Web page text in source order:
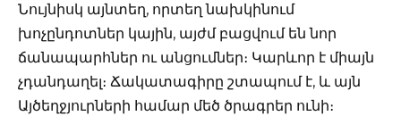
Նույնիսկ այնտեղ, որտեղ նախկինում
խոչընդոտներ կային, այժմ բացվում են նոր
ճանապարհներ ու անցումներ։ Կարևոր է միայն
չդանդաղել։ Ճակատագիրը շտապում է, և այն
Այծեղջյուրների համար մեծ ծրագրեր ունի։